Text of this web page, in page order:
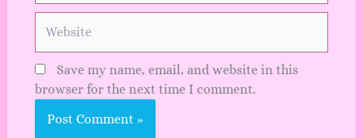
Save my name, email, and website in this
browser for the next time I comment.